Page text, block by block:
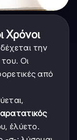
Χρόνοι
την
Οι
από
ἐλύετο.